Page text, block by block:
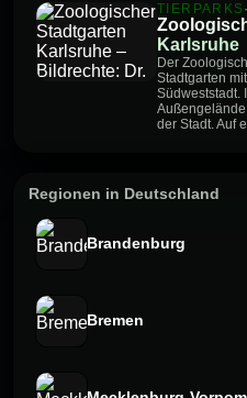
TIERPARKS
Karlsruhe
Der
Stadtgarten
Südweststadt.
der Stadt. Auf
Regionen in Deutschland
Brandenburg
Bremen